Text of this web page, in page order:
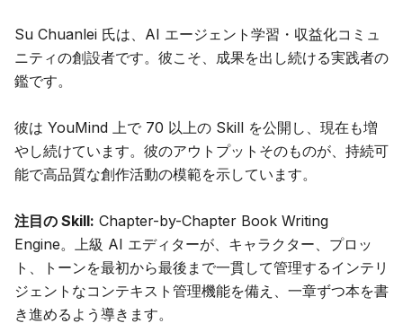
Su Chuanlei 氏は、AI エージェント学習・収益化コミュ
ニティの創設者です。彼こそ、成果を出し続ける実践者の
鑑です。
彼は YouMind 上で 70 以上の Skill を公開し、現在も増
やし続けています。彼のアウトプットそのものが、持続可
能で高品質な創作活動の模範を示しています。
注目の Skill: Chapter-by-Chapter Book Writing
Engine。上級 AI エディターが、キャラクター、プロッ
ト、トーンを最初から最後まで一貫して管理するインテリ
ジェントなコンテキスト管理機能を備え、一章ずつ本を書
き進めるよう導きます。